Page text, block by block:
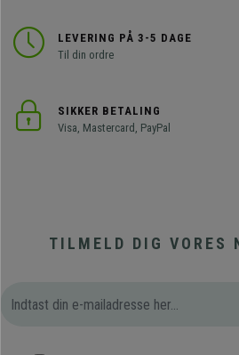
LEVERING PÅ 3-5 DAGE
Til din ordre
SIKKER BETALING
Visa, Mastercard, PayPal
TILMELD DIG VORES